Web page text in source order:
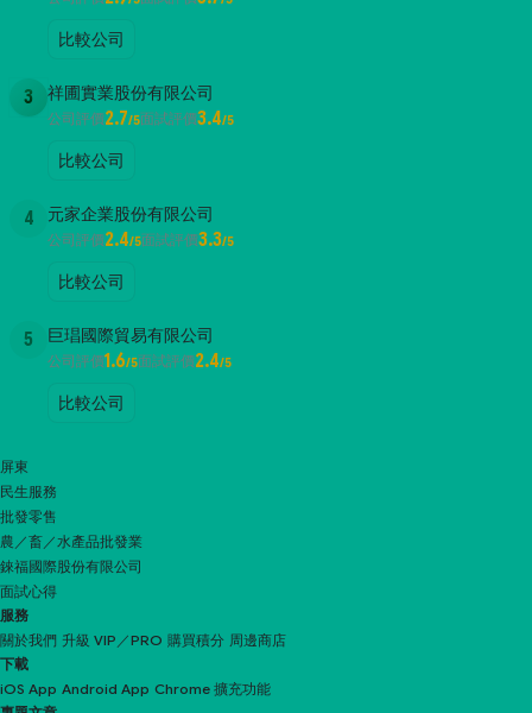
比較公司
3 祥圃實業股份有限公司
公司評價2.7/5面試評價3.4/5
比較公司
4 元家企業股份有限公司
公司評價2.4/5面試評價3.3/5
比較公司
5 巨琩國際貿易有限公司
公司評價1.6/5面試評價2.4/5
比較公司
屏東
民生服務
批發零售
農／畜／水產品批發業
錸福國際股份有限公司
面試心得
服務
關於我們 升級 VIP／PRO 購買積分 周邊商店
下載
iOS App Android App Chrome 擴充功能